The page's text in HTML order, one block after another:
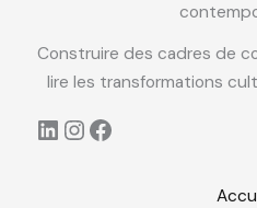
Construire des cadres de
lire les transformations
LinkedIn
Instagram
Facebook